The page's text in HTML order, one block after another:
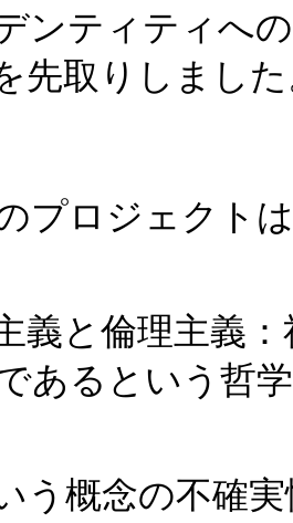
ンティティへ
先取りしまし
プロジェクト
義と倫理主義
あるという哲
う概念の不確